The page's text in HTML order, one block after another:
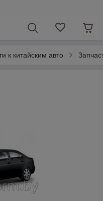
к китайским авто